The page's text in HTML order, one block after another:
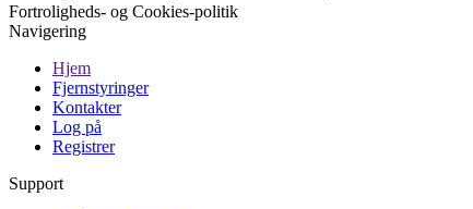
Fortroligheds- og Cookies-politik
Navigering
Hjem
Fjernstyringer
Kontakter
Log på
Registrer
Support